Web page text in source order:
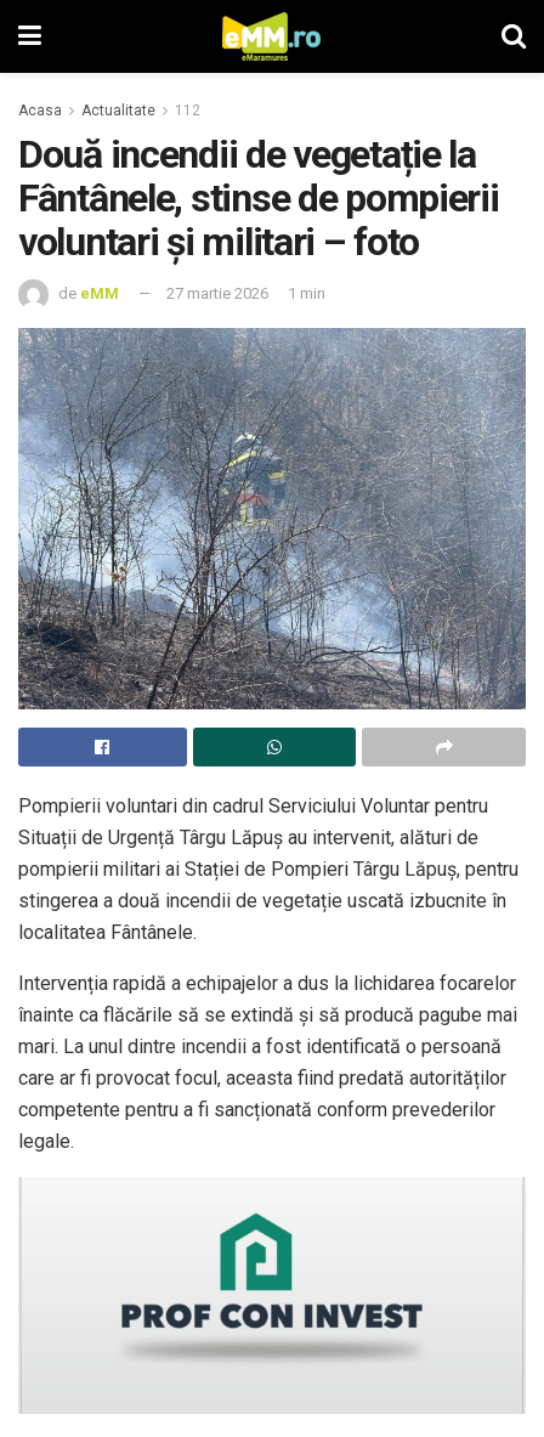
Acasa Actualitate 112
Două incendii de vegetație la
Fântânele, stinse de pompierii
voluntari și militari – foto
de eMM 27 martie 2026 1 min
Pompierii voluntari din cadrul Serviciului Voluntar pentru
Situații de Urgență Târgu Lăpuș au intervenit, alături de
pompierii militari ai Stației de Pompieri Târgu Lăpuș, pentru
stingerea a două incendii de vegetație uscată izbucnite în
localitatea Fântânele.
Intervenția rapidă a echipajelor a dus la lichidarea focarelor
înainte ca flăcările să se extindă și să producă pagube mai
mari. La unul dintre incendii a fost identificată o persoană
care ar fi provocat focul, aceasta fiind predată autorităților
competente pentru a fi sancționată conform prevederilor
legale.